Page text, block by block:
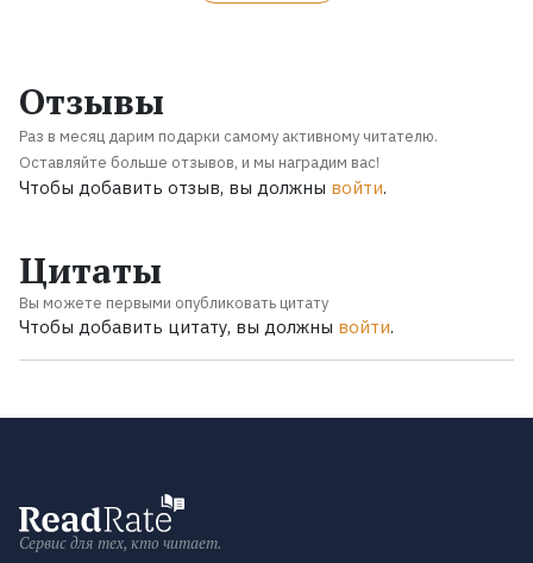
Отзывы
Раз в месяц дарим подарки самому активному читателю.
Оставляйте больше отзывов, и мы наградим вас!
Чтобы добавить отзыв, вы должны войти.
Цитаты
Вы можете первыми опубликовать цитату
Чтобы добавить цитату, вы должны войти.
Сервис для тех, кто читает.